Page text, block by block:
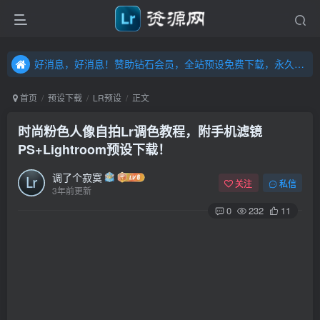
好消息，好消息！赞助钻石会员，全站预设免费下载，永久钻石会员，”送“万元超值资源，内容丰富，容量高达20T，不断更新！点击进入……
好消息，好消息！赞助钻石会员，全站预设免费下载，永久钻石会员，”送“万元超值资源，内容丰富，容量高达20T，不断更新！点击进入……
首页 预设下载 LR预设 正文
时尚粉色人像自拍Lr调色教程，附手机滤镜
PS+Lightroom预设下载！
调了个寂寞
3年前更新
关注 私信
0 232 11